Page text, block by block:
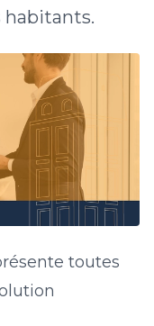
habitants.
toutes